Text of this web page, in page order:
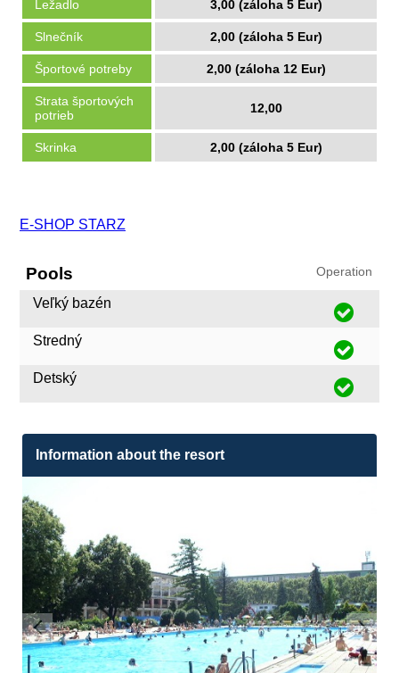
Ležadlo 3,00 (záloha 5 Eur)
Slnečník 2,00 (záloha 5 Eur)
Športové potreby 2,00 (záloha 12 Eur)
Strata športových
potrieb
12,00
Skrinka 2,00 (záloha 5 Eur)
E-SHOP STARZ
Pools Operation
Veľký bazén
Stredný
Detský
Information about the resort